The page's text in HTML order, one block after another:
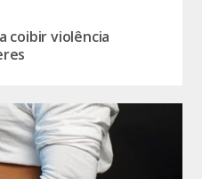
coibir violência